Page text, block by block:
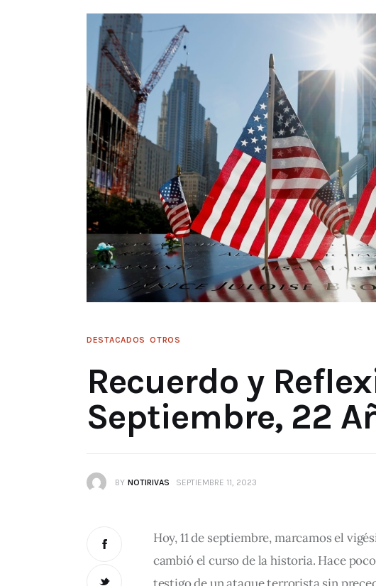
DESTACADOS OTROS
Recuerdo y
Septiembre, 22
BY NOTIRIVAS SEPTIEMBRE 11, 2023
Hoy, 11 de septiembre, marcamos el
cambió el curso de la historia. Hace